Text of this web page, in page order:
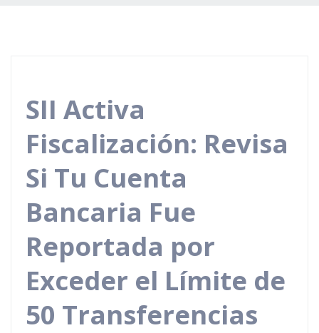
SII Activa
Fiscalización: Revisa
Si Tu Cuenta
Bancaria Fue
Reportada por
Exceder el Límite de
50 Transferencias